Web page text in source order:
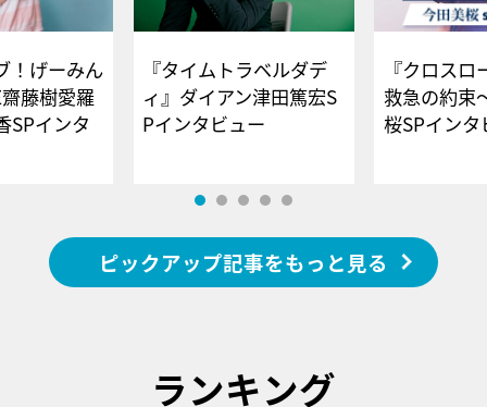
！げーみん
藤樹愛羅
SPインタ
『タイムトラベルダデ
ィ』ダイアン津田篤宏S
Pインタビュー
『クロス
救急の約束
桜SPイ
ピックアップ記事をもっと見る
ランキング